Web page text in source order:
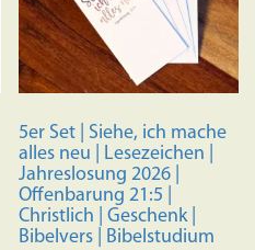
5er Set | Siehe, ich mache
alles neu | Lesezeichen |
Jahreslosung 2026 |
Offenbarung 21:5 |
Christlich | Geschenk |
Bibelvers | Bibelstudium